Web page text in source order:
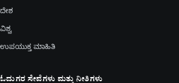
ದೇಶ
ವಿಶ್ವ
ಉಪಯುಕ್ತ ಮಾಹಿತಿ
ಓದುಗರ ಸೇವೆಗಳು ಮತ್ತು ನೀತಿಗಳು